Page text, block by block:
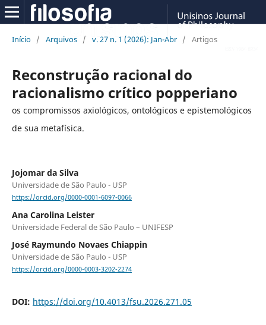
Início / Arquivos / v. 27 n. 1 (2026): Jan-Abr / Artigos
Reconstrução racional do
racionalismo crítico popperiano
os compromissos axiológicos, ontológicos e epistemológicos
de sua metafísica.
Jojomar da Silva
Universidade de São Paulo - USP
https://orcid.org/0000-0001-6097-0066
Ana Carolina Leister
Universidade Federal de São Paulo – UNIFESP
José Raymundo Novaes Chiappin
Universidade de São Paulo - USP
https://orcid.org/0000-0003-3202-2274
DOI: https://doi.org/10.4013/fsu.2026.271.05